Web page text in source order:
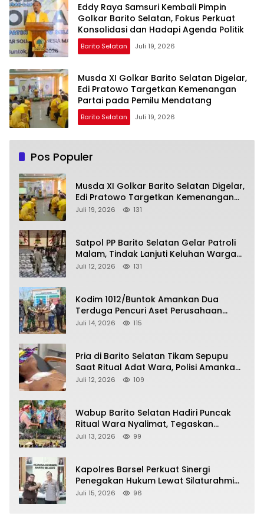
Eddy Raya Samsuri Kembali Pimpin
Golkar Barito Selatan, Fokus Perkuat
Konsolidasi dan Hadapi Agenda Politik
Barito Selatan Juli 19, 2026
Musda XI Golkar Barito Selatan Digelar,
Edi Pratowo Targetkan Kemenangan
Partai pada Pemilu Mendatang
Barito Selatan Juli 19, 2026
Pos Populer
Musda XI Golkar Barito Selatan Digelar,
Edi Pratowo Targetkan Kemenangan
Partai pada Pemilu Mendatang
Juli 19, 2026 131
Satpol PP Barito Selatan Gelar Patroli
Malam, Tindak Lanjuti Keluhan Warga
soal Balap Liar dan Remaja Nongkrong
Juli 12, 2026 131
Kodim 1012/Buntok Amankan Dua
Terduga Pencuri Aset Perusahaan
Sitaan Satgas PKH, Satu Paket Diduga
Juli 14, 2026 115
Pria di Barito Selatan Tikam Sepupu
Saat Ritual Adat Wara, Polisi Amankan
Pelaku
Juli 12, 2026 109
Wabup Barito Selatan Hadiri Puncak
Ritual Wara Nyalimat, Tegaskan
Komitmen Lestarikan Budaya Dayak
Juli 13, 2026 99
Kapolres Barsel Perkuat Sinergi
Penegakan Hukum Lewat Silaturahmi
dengan Kajari Barito Selatan
Juli 15, 2026 96